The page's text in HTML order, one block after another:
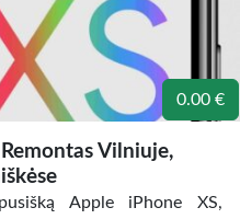
0.00 €
Vilniuje,
Apple iPhone XS,